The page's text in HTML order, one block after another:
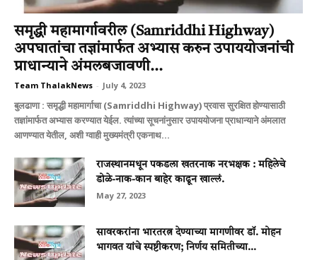
समृद्धी महामार्गावरील (Samriddhi Highway)
अपघातांचा तज्ञांमार्फत अभ्यास करुन उपाययोजनांची
प्राधान्याने अंमलबजावणी...
Team ThalakNews - July 4, 2023
बुलढाणा : समृद्धी महामार्गाचा (Samriddhi Highway) प्रवास सुरक्षित होण्यासाठी
तज्ञांमार्फत अभ्यास करण्यात येईल. त्यांच्या सूचनांनुसार उपाययोजना प्राधान्याने अंमलात
आणण्यात येतील, अशी ग्वाही मुख्यमंत्री एकनाथ...
राजस्थानमधून पकडला खतरनाक नरभक्षक : महिलेचे
डोळे-नाक-कान बाहेर काढून खाल्लं.
May 27, 2023
सावरकरांना भारतरत्न देण्याच्या मागणीवर डॉ. मोहन
भागवत यांचे स्पष्टीकरण; निर्णय समितीच्या...